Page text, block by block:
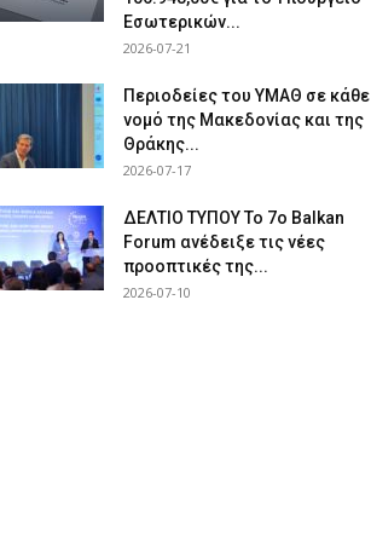
Εσωτερικών...
2026-07-21
Περιοδείες του ΥΜΑΘ σε κάθε
νομό της Μακεδονίας και της
Θράκης...
2026-07-17
ΔΕΛΤΙΟ ΤΥΠΟΥ Το 7ο Balkan
Forum ανέδειξε τις νέες
προοπτικές της...
2026-07-10